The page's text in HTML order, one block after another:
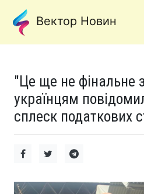
Вектор Новин
"Це ще не фінальне
українцям
сплеск податкових